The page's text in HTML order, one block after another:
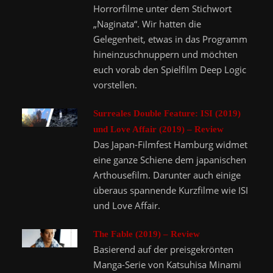
Horrorfilme unter dem Stichwort
„Naginata“. Wir hatten die
Gelegenheit, etwas in das Programm
hineinzuschnuppern und möchten
euch vorab den Spielfilm Deep Logic
vorstellen.
Surreales Double Feature: ISI (2019)
und Love Affair (2019) – Review
Das Japan-Filmfest Hamburg widmet
eine ganze Schiene dem japanischen
Arthousefilm. Darunter auch einige
überaus spannende Kurzfilme wie ISI
und Love Affair.
The Fable (2019) – Review
Basierend auf der preisgekrönten
Manga-Serie von Katsuhisa Minami